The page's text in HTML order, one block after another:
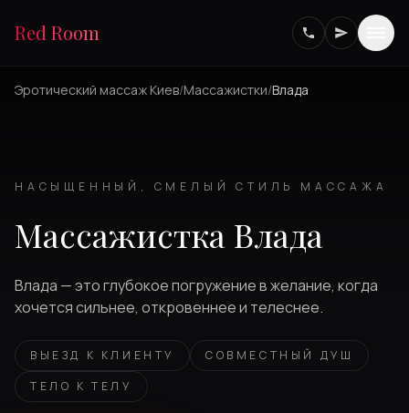
Red Room
Эротический массаж Киев/Массажистки/Влада
НАСЫЩЕННЫЙ, СМЕЛЫЙ СТИЛЬ МАССАЖА
Массажистка Влада
Влада — это глубокое погружение в желание, когда
хочется сильнее, откровеннее и телеснее.
ВЫЕЗД К КЛИЕНТУ
СОВМЕСТНЫЙ ДУШ
ТЕЛО К ТЕЛУ